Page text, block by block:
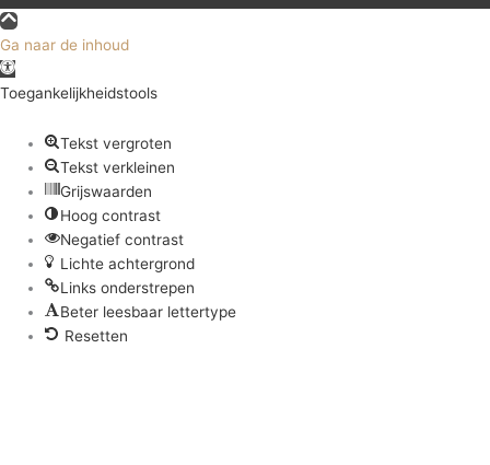
Ga naar de inhoud
Toolbar openen
Toegankelijkheidstools
Tekst vergroten
Tekst verkleinen
Grijswaarden
Hoog contrast
Negatief contrast
Lichte achtergrond
Links onderstrepen
Beter leesbaar lettertype
Resetten